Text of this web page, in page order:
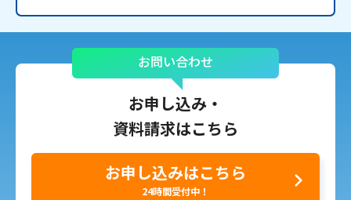
お問い合わせ
お申し込み・
資料請求はこちら
お申し込みはこちら
24時間受付中！